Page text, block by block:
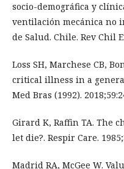
socio-demográfica y
ventilación mecánica no
de Salud. Chile. Rev Chil
Loss SH, Marchese CB,
critical illness in a
Med Bras (1992).
Girard K, Raffin TA. The
let die?. Respir Care.
Madrid RA, McGee W.